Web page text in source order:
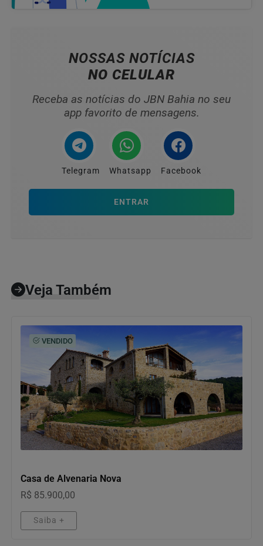
NOSSAS NOTÍCIAS
NO CELULAR
Receba as notícias do JBN Bahia no seu
app favorito de mensagens.
Telegram Whatsapp Facebook
ENTRAR
Veja Também
VENDIDO
Casa de Alvenaria Nova
R$ 85.900,00
Saiba +